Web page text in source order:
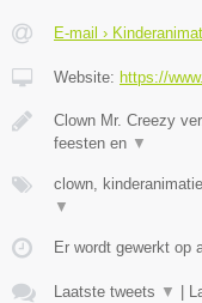
E-mail ›
Website: https://
Clown Mr. Creezy
feesten en ▼
clown,
▼
Er wordt gewerkt op
Laatste tweets ▼